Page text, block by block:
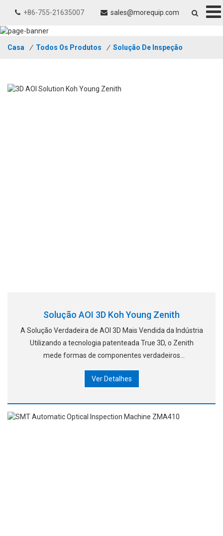
+86-755-21635007 sales@morequip.com
Casa / Todos Os Produtos / Solução De Inspeção
Solução AOI 3D Koh Young Zenith
A Solução Verdadeira de AOI 3D Mais Vendida da Indústria
Utilizando a tecnologia patenteada True 3D, o Zenith
mede formas de componentes verdadeiros
e soldas com
Ver Detalhes